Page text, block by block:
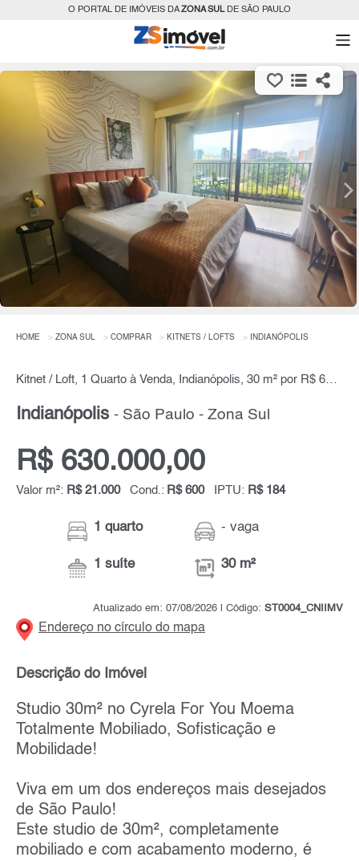
O PORTAL DE IMÓVEIS DAZONA SULDE SÃO PAULO
HOME ZONA SUL COMPRAR KITNETS / LOFTS INDIANÓPOLIS
Kitnet / Loft, 1 Quarto à Venda, Indianópolis, 30 m² por R$ 630.000,00
Indianópolis - São Paulo - Zona Sul
R$ 630.000,00
Valor m²: R$ 21.000 Cond.: R$ 600 IPTU: R$ 184
1 quarto
1 suíte
- vaga
30 m²
Atualizado em: 07/08/2026 | Código: ST0004_CNIIMV
Endereço no círculo do mapa
Descrição do Imóvel
Studio 30m² no Cyrela For You Moema
Totalmente Mobiliado, Sofisticação e
Mobilidade!
Viva em um dos endereços mais desejados
de São Paulo!
Este studio de 30m², completamente
mobiliado e com acabamento moderno, é